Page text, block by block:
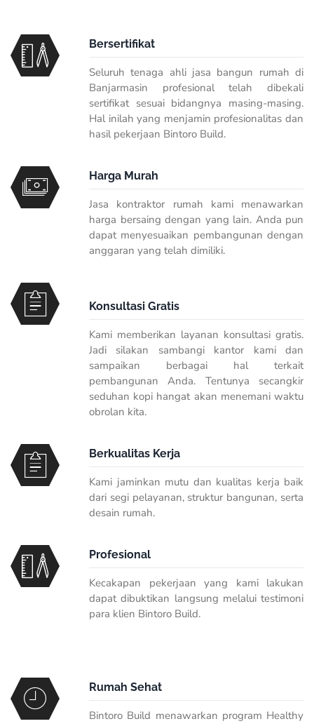
Bersertifikat
Seluruh tenaga ahli jasa bangun rumah di
Banjarmasin profesional telah dibekali
sertifikat sesuai bidangnya masing-masing.
Hal inilah yang menjamin profesionalitas dan
hasil pekerjaan Bintoro Build.
Harga Murah
Jasa kontraktor rumah kami menawarkan
harga bersaing dengan yang lain. Anda pun
dapat menyesuaikan pembangunan dengan
anggaran yang telah dimiliki.
Konsultasi Gratis
Kami memberikan layanan konsultasi gratis.
Jadi silakan sambangi kantor kami dan
sampaikan berbagai hal terkait
pembangunan Anda. Tentunya secangkir
seduhan kopi hangat akan menemani waktu
obrolan kita.
Berkualitas Kerja
Kami jaminkan mutu dan kualitas kerja baik
dari segi pelayanan, struktur bangunan, serta
desain rumah.
Profesional
Kecakapan pekerjaan yang kami lakukan
dapat dibuktikan langsung melalui testimoni
para klien Bintoro Build.
Rumah Sehat
Bintoro Build menawarkan program Healthy